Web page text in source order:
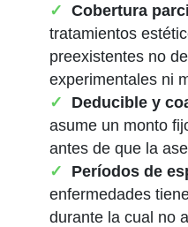
Cobertura
tratamientos
preexistentes no
experimentales ni
Deducible y
asume un monto
antes de que la
Períodos de
enfermedades
durante la cual no